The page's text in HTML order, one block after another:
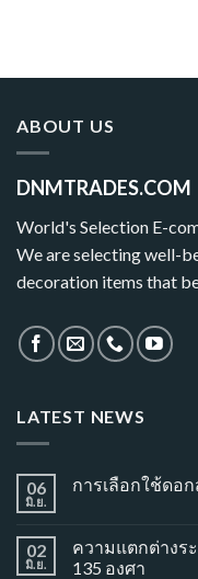
ABOUT US
DNMTRADES.COM
World's Selection E-
We are selecting well-
decoration items that
LATEST NEWS
06
มิ.ย.
การเลือกใช้ดอ
02
มิ.ย.
ความแตกต่างร
135 องศา